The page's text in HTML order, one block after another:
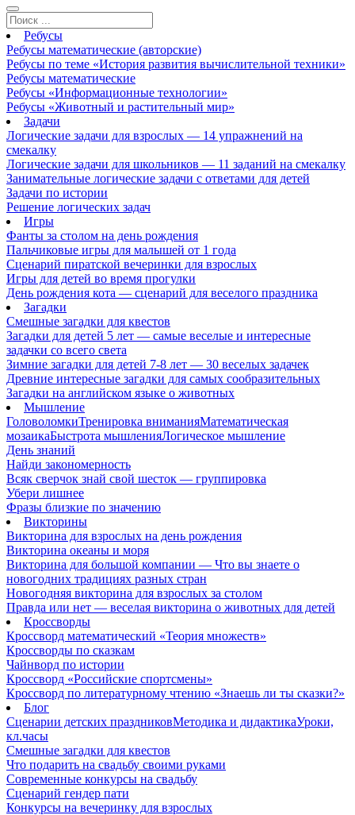
Ребусы
Ребусы математические (авторские)
Ребусы по теме «История развития вычислительной техники»
Ребусы математические
Ребусы «Информационные технологии»
Ребусы «Животный и растительный мир»
Задачи
Логические задачи для взрослых — 14 упражнений на
смекалку
Логические задачи для школьников — 11 заданий на смекалку
Занимательные логические задачи с ответами для детей
Задачи по истории
Решение логических задач
Игры
Фанты за столом на день рождения
Пальчиковые игры для малышей от 1 года
Сценарий пиратской вечеринки для взрослых
Игры для детей во время прогулки
День рождения кота — сценарий для веселого праздника
Загадки
Смешные загадки для квестов
Загадки для детей 5 лет — самые веселые и интересные
задачки со всего света
Зимние загадки для детей 7-8 лет — 30 веселых задачек
Древние интересные загадки для самых сообразительных
Загадки на английском языке о животных
Мышление
ГоловоломкиТренировка вниманияМатематическая
мозаикаБыстрота мышленияЛогическое мышление
День знаний
Найди закономерность
Всяк сверчок знай свой шесток — группировка
Убери лишнее
Фразы близкие по значению
Викторины
Викторина для взрослых на день рождения
Викторина океаны и моря
Викторина для большой компании — Что вы знаете о
новогодних традициях разных стран
Новогодняя викторина для взрослых за столом
Правда или нет — веселая викторина о животных для детей
Кроссворды
Кроссворд математический «Теория множеств»
Кроссворды по сказкам
Чайнворд по истории
Кроссворд «Российские спортсмены»
Кроссворд по литературному чтению «Знаешь ли ты сказки?»
Блог
Сценарии детских праздниковМетодика и дидактикаУроки,
кл.часы
Смешные загадки для квестов
Что подарить на свадьбу своими руками
Современные конкурсы на свадьбу
Сценарий гендер пати
Конкурсы на вечеринку для взрослых